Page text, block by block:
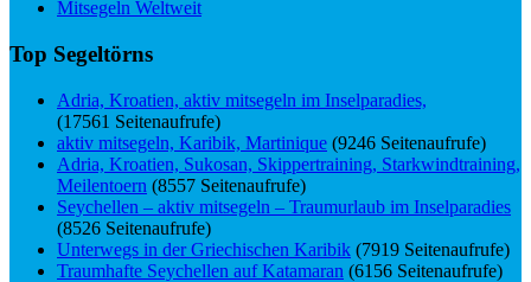
Mitsegeln Weltweit
Top Segeltörns
Adria, Kroatien, aktiv mitsegeln im Inselparadies,
(17561 Seitenaufrufe)
aktiv mitsegeln, Karibik, Martinique (9246 Seitenaufrufe)
Adria, Kroatien, Sukosan, Skippertraining, Starkwindtraining,
Meilentoern (8557 Seitenaufrufe)
Seychellen – aktiv mitsegeln – Traumurlaub im Inselparadies
(8526 Seitenaufrufe)
Unterwegs in der Griechischen Karibik (7919 Seitenaufrufe)
Traumhafte Seychellen auf Katamaran (6156 Seitenaufrufe)